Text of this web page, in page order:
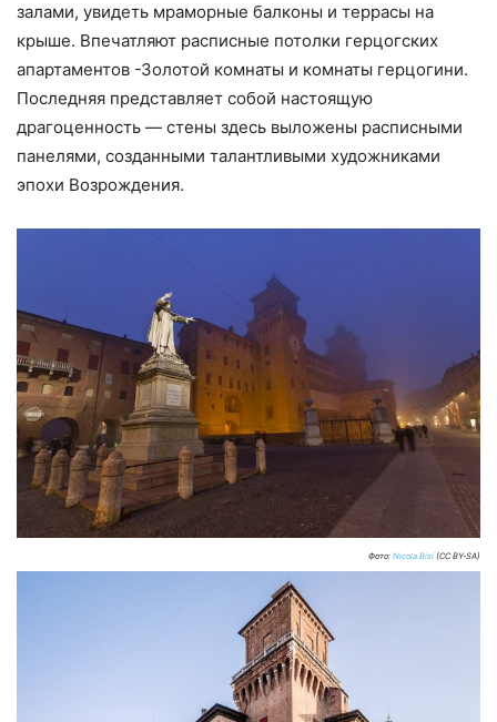
залами, увидеть мраморные балконы и террасы на
крыше. Впечатляют расписные потолки герцогских
апартаментов -Золотой комнаты и комнаты герцогини.
Последняя представляет собой настоящую
драгоценность — стены здесь выложены расписными
панелями, созданными талантливыми художниками
эпохи Возрождения.
Фото: Nicola Bisi (CC BY-SA)